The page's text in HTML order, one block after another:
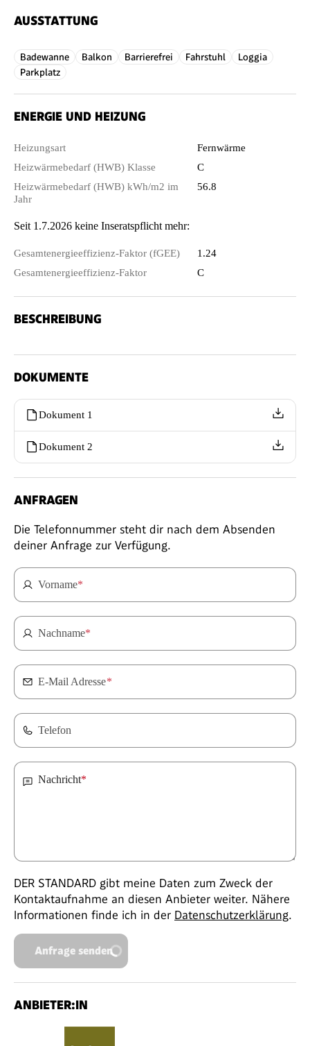
AUSSTATTUNG
Badewanne Balkon Barrierefrei Fahrstuhl
Loggia
Parkplatz
ENERGIE UND HEIZUNG
Heizungsart
Fernwärme
Heizwärmebedarf (HWB) Klasse
C
Heizwärmebedarf (HWB) kWh/m2 im
Jahr
56.8
Seit 1.7.2026 keine Inseratspflicht mehr:
Gesamtenergieeffizienz-Faktor (fGEE)
1.24
Gesamtenergieeffizienz-Faktor
C
BESCHREIBUNG
DOKUMENTE
Dokument 1
Dokument 2
ANFRAGEN
Die Telefonnummer steht dir nach dem Absenden
deiner Anfrage zur Verfügung.
Vorname*
Nachname*
E-Mail Adresse*
Telefon
Nachricht*
DER STANDARD gibt meine Daten zum Zweck der
Kontaktaufnahme an diesen Anbieter weiter. Nähere
Informationen finde ich in der Datenschutzerklärung.
Anfrage senden
ANBIETER:IN